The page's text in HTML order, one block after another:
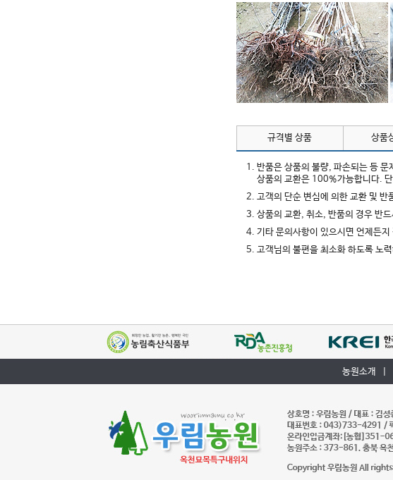
규격별 상품 상품
1. 반품은 상품의 불량, 파손되는 등
상품의 교환은 100%가능합니다.
2. 고객의 단순 변심에 의한 교환 및 반
3. 상품의 교환, 취소, 반품의 경우 반
4. 기타 문의사항이 있으시면 언제든
5. 고객님의 불편을 최소화 하도록 노
농원소개